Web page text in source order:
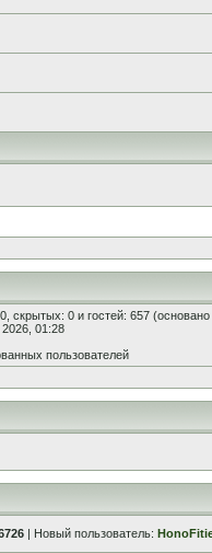
0, скрытых: 0 и гостей: 657
01:28
пользователей
| Новый пользователь: